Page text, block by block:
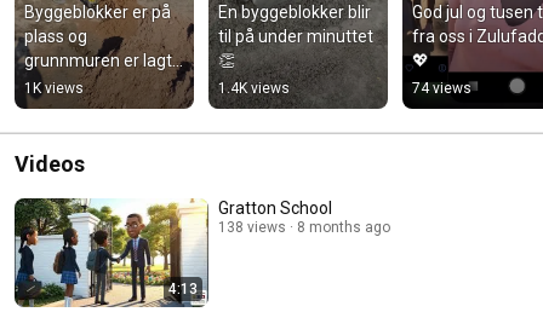
Byggeblokker er på
plass og
grunnmuren er lagt
🧱
1K views
En byggeblokker blir
til på under minuttet
👏
1.4K views
God jul og tusen
fra oss i
💖
74 views
Videos
4:13
Gratton School
138 views 8 months ago